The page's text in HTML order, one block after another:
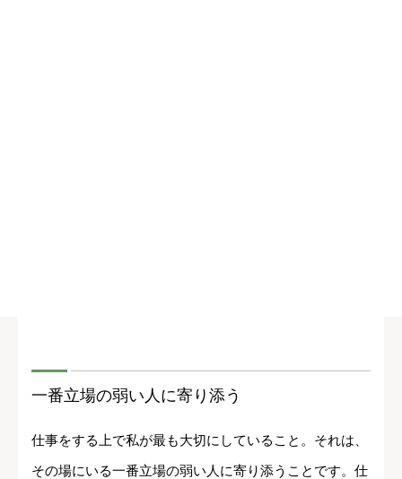
一番立場の弱い人に寄り添う
仕事をする上で私が最も大切にしていること。それは、
その場にいる一番立場の弱い人に寄り添うことです。仕